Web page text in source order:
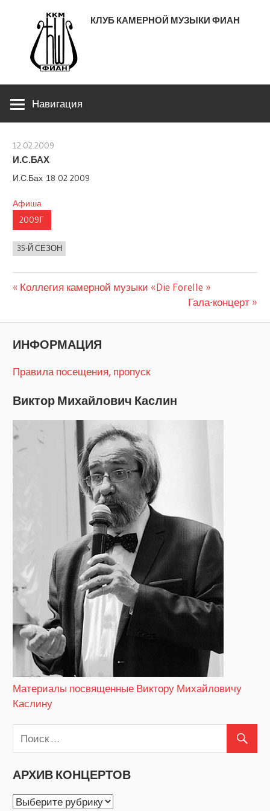
содержимому
КЛУБ КАМЕРНОЙ МУЗЫКИ ФИАН
ЛЕНИНСКИЙ ПРОСПЕКТ 53
Навигация
12.02.2009
И.С.БАХ
И.С.Бах 18 02 2009
Афиша
2009Г
35-Й СЕЗОН
Навигация
записям
Предыдущая
Коллегия камерной музыки «Die Forelle »
Следующая
Гала-концерт
ИНФОРМАЦИЯ
Правила посещения, пропуск
Виктор Михайлович Каслин
Материалы посвященные Виктору Михайловичу
Каслину
АРХИВ КОНЦЕРТОВ
АРХИВ